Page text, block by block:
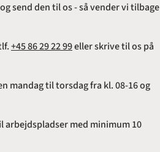
send den til os - så vender vi tilbage
+45 86 29 22 99eller skrive til os på
mandag til torsdag fra kl. 08-16 og
arbejdspladser med minimum 10